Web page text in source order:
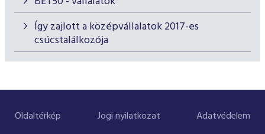
Így zajlott a középvállalatok 2017-es
csúcstalálkozója
Oldaltérkép Jogi nyilatkozat
Adatvédelem